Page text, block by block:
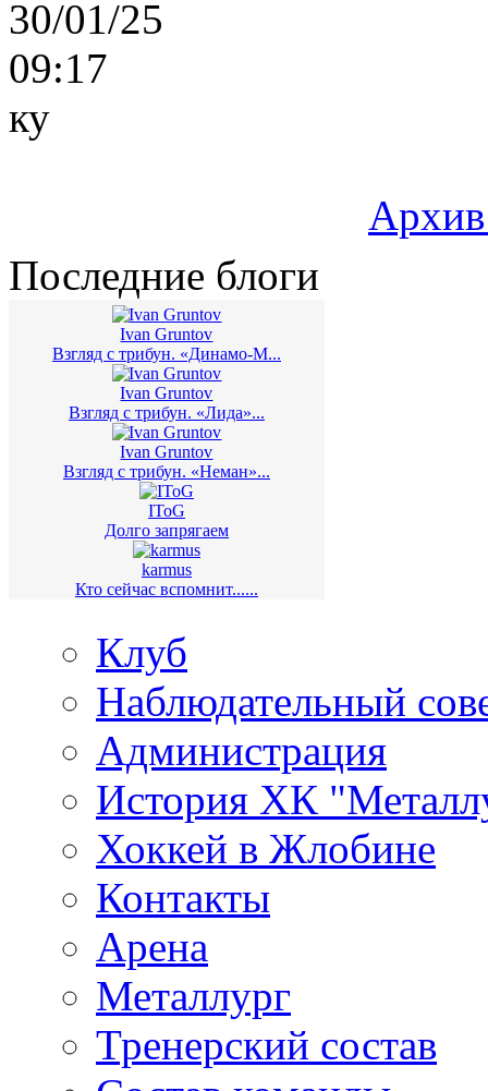
30/01/25
09:17
ку
Последние блоги
Ivan Gruntov
Взгляд с трибун. «Динамо-М...
Ivan Gruntov
Взгляд с трибун. «Лида»...
Ivan Gruntov
Взгляд с трибун. «Неман»...
IToG
Долго запрягаем
karmus
Кто сейчас вспомнит......
Клуб
Наблюдательный
Администрация
История ХК
Хоккей в Жлобине
Контакты
Арена
Металлург
Тренерский состав